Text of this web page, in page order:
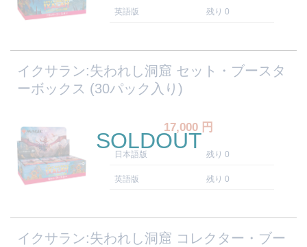
英語版 残り 0
イクサラン:失われし洞窟 セット・ブースタ
ーボックス (30パック入り)
17,000円
日本語版 残り 0
英語版 残り 0
SOLDOUT
イクサラン:失われし洞窟 コレクター・ブー